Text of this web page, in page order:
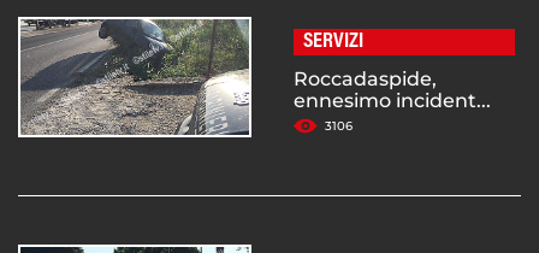
SERVIZI
Roccadaspide,
ennesimo incident...
3106